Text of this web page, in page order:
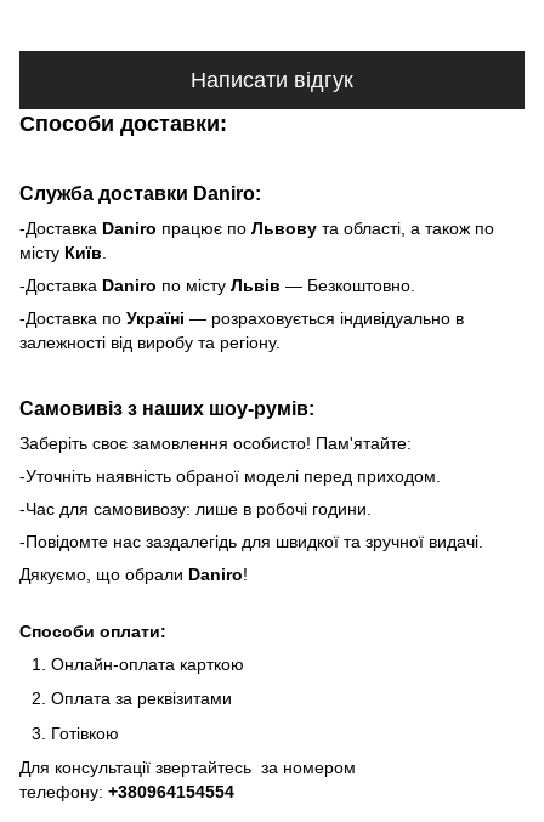
Написати відгук
Способи доставки:
Служба доставки Daniro:
-Доставка Daniro працює по Львову та області, а також по
місту Київ
-Доставка Daniro по місту Львів — Безкоштовно.
-Доставка по Україні — розраховується індивідуально в
залежності від виробу та регіону.
Самовивіз з наших шоу-румів:
Заберіть своє замовлення особисто! Пам'ятайте:
-Уточніть наявність обраної моделі перед приходом.
-Час для самовивозу: лише в робочі години.
-Повідомте нас заздалегідь для швидкої та зручної видачі.
Дякуємо, що обрали Daniro!
Способи оплати:
Онлайн-оплата карткою
Оплата за реквізитами
Готівкою
Для консультації звертайтесь за номером
телефону: +380964154554